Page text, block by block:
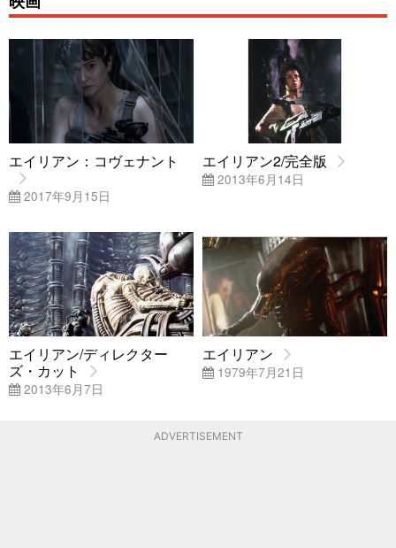
エイリアン：コヴェナント
2017年9月15日
エイリアン2/完全版
2013年6月14日
エイリアン/ディレクター
ズ・カット
2013年6月7日
エイリアン
1979年7月21日
ADVERTISEMENT